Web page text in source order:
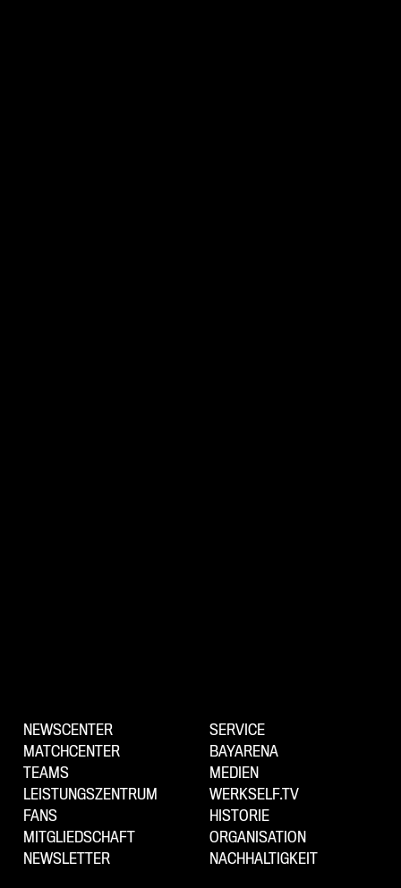
NEWSCENTER
MATCHCENTER
TEAMS
LEISTUNGSZENTRUM
FANS
MITGLIEDSCHAFT
NEWSLETTER
SERVICE
BAYARENA
MEDIEN
WERKSELF.TV
HISTORIE
ORGANISATION
NACHHALTIGKEIT